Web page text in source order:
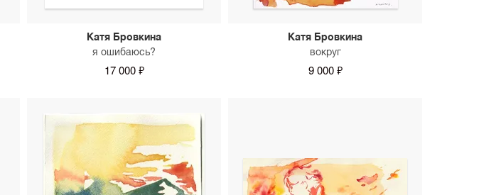
Катя Бровкина
я ошибаюсь?
17 000 ₽
Катя Бровкина
вокруг
9 000 ₽